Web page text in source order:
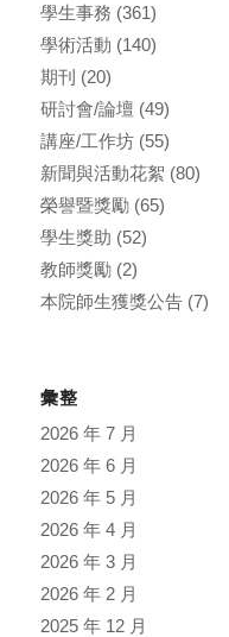
學生事務 (361)
學術活動 (140)
期刊 (20)
研討會/論壇 (49)
講座/工作坊(55)
新聞與活動花絮 (80)
榮譽暨獎勵(65)
學生獎助 (52)
教師獎勵(2)
本院師生獲獎公告(7)
彙整
2026 年 7 月
2026 年 6 月
2026 年 5 月
2026 年 4 月
2026 年 3 月
2026 年 2 月
2025 年 12 月